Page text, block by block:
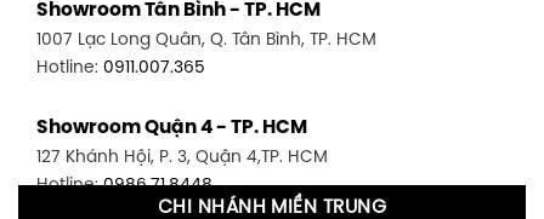
Showroom Tân Bình - TP. HCM
1007 Lạc Long Quân, Q. Tân Bình, TP. HCM
Hotline: 0911.007.365
Showroom Quận 4 - TP. HCM
127 Khánh Hội, P. 3, Quận 4,TP. HCM
Hotline:0986.71.8448
CHI NHÁNH MIỀN TRUNG